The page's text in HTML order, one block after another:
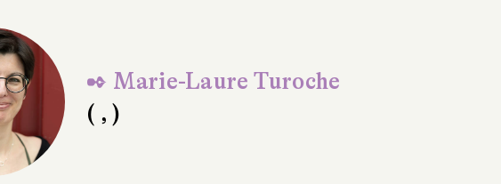
✒ Marie-Laure Turoche
( , )